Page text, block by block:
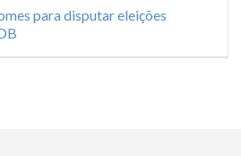
para disputar eleições